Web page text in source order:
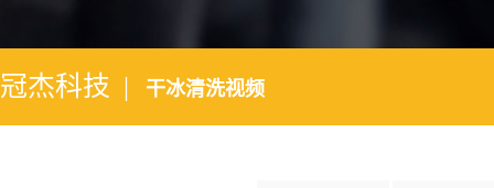
冠杰科技 | 干冰清洗视频